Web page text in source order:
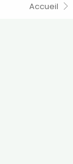
Accueil